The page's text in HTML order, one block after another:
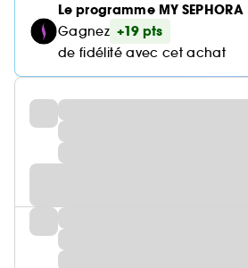
Le programme MY SEPHORA
Gagnez +19 pts
de fidélité avec cet achat